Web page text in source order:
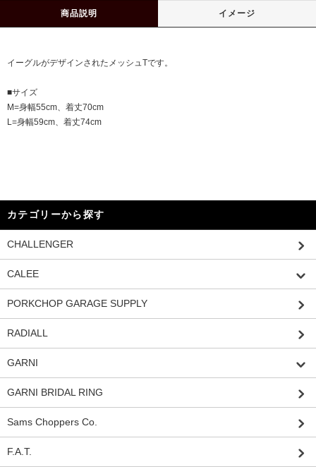
商品説明 イメージ
イーグルがデザインされたメッシュTです。
■サイズ
M=身幅55cm、着丈70cm
L=身幅59cm、着丈74cm
カテゴリーから探す
CHALLENGER
CALEE
PORKCHOP GARAGE SUPPLY
RADIALL
GARNI
GARNI BRIDAL RING
Sams Choppers Co.
F.A.T.